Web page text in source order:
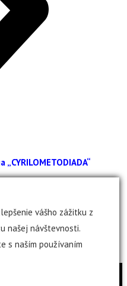
vášho zážitku z
našej návštevnosti.
s naším používaním